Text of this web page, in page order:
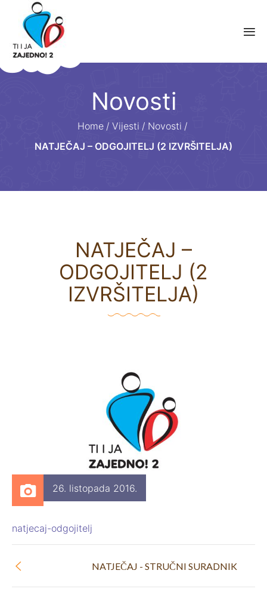
Novosti
Home / Vijesti / Novosti /
NATJEČAJ – ODGOJITELJ (2 IZVRŠITELJA)
NATJEČAJ –
ODGOJITELJ (2
IZVRŠITELJA)
26. listopada 2016.
natjecaj-odgojitelj
NATJEČAJ - STRUČNI SURADNIK